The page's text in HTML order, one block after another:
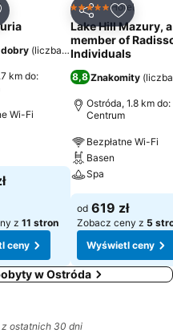
do ulubionych
(liczba ocen: 3200)
km do:
Wi-Fi
z 11 stron
ceny
UdostępnijDodaj
5 KategoriaHotel
Lake Hill Mazury, a
member of
Individuals
8,8 Znakomity (
Ostróda, 1.8 km do:
Centrum
Bezpłatne Wi-Fi
Basen
Spa
od 619 zł
Zobacz ceny z 5
Wyświetl ceny
w Ostróda
ostatnich 30 dni